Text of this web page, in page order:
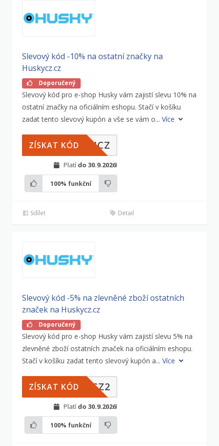
Slevový kód -10% na ostatní značky na
Huskycz.cz
Doporučený
Slevový kód pro e-shop Husky vám zajistí slevu 10% na
ostatní značky na oficiálním eshopu. Stačí v košíku
zadat tento slevový kupón a vše se vám o... Více
PHCZ
ZÍSKAT KÓD
Platí do 30.9.2026!
100% funkční
Sdílet Detail
Slevový kód -5% na zlevněné zboží ostatních
značek na Huskycz.cz
Doporučený
Slevový kód pro e-shop Husky vám zajistí slevu 5% na
zlevněné zboží ostatních značek na oficiálním eshopu.
Stačí v košíku zadat tento slevový kupón a... Více
HCZ2
ZÍSKAT KÓD
Platí do 30.9.2026!
100% funkční